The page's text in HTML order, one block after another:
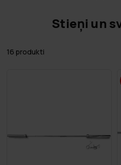
Stieņi un
16 produkti